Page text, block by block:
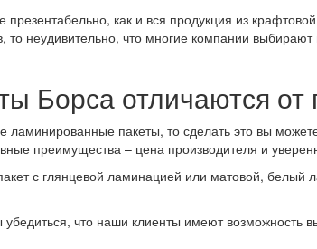
как и вся продукция из
неудивительно, что многие компании
Борса отличаются от
ламинированные пакеты, то сделать это вы
преимущества – цена производителя и
с глянцевой ламинацией или матовой,
убедиться, что наши клиенты имеют возможность